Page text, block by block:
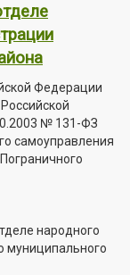
Федерации
№ 131-ФЗ
самоуправления
народного
муниципального